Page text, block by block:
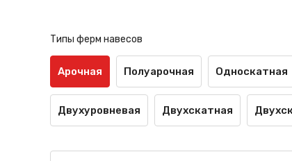
Типы ферм навесов
Арочная Полуарочная Односкатная
Двухуровневая Двухскатная